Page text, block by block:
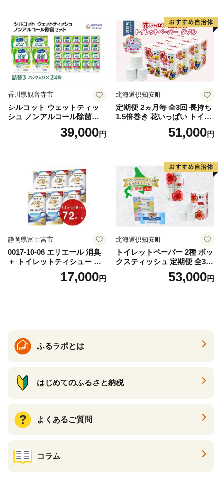
泡石鹸 石鹸 兵庫 兵庫県 小野
香川県観音寺市
シルコット ウェットティッ
シュ ノンアルコール除菌詰
替（43枚×3P）×24袋 日用品
おもちゃ 拭き取り 手拭き 外
39,000円
北海道倶知安町
定期便 2ヵ月毎 全3回 長持ち
1.5倍巻き 花いっぱい トイレ
ットペーパー ダブル 45ｍ 計
72ロール 全18種 花柄 プリン
ー 消耗品 備蓄 送料無料 北海
道 倶知安町 日用品
51,000円
静岡県富士宮市
0017-10-06 エリエール 消臭
＋ トイレットティシュー し
っかり香るフレッシュクリア
の香り ダブル 12ロール×6パ
17,000円
北海道倶知安町
トイレットペーパー 2種 ボッ
クスティッシュ 定期便 全3
回 日本製 まとめ買い 防災
常備品 日用雑貨 消耗品 生活
53,000円
ふるラボとは
はじめてのふるさと納税
よくあるご質問
コラム